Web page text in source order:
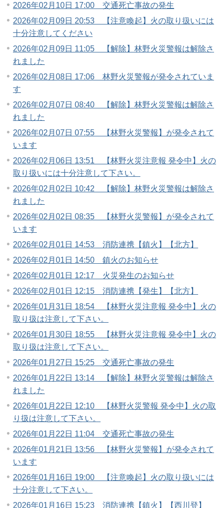
2026年02月10日 17:00 交通死亡事故の発生
2026年02月09日 20:53 【注意喚起】火の取り扱いには
十分注意してください
2026年02月09日 11:05 【解除】林野火災警報は解除さ
れました
2026年02月08日 17:06 林野火災警報が発令されていま
す
2026年02月07日 08:40 【解除】林野火災警報は解除さ
れました
2026年02月07日 07:55 【林野火災警報】が発令されて
います
2026年02月06日 13:51 【林野火災注意報 発令中】火の
取り扱いには十分注意して下さい。
2026年02月02日 10:42 【解除】林野火災警報は解除さ
れました
2026年02月02日 08:35 【林野火災警報】が発令されて
います
2026年02月01日 14:53 消防連携【鎮火】【北方】
2026年02月01日 14:50 鎮火のお知らせ
2026年02月01日 12:17 火災発生のお知らせ
2026年02月01日 12:15 消防連携【発生】【北方】
2026年01月31日 18:54 【林野火災注意報 発令中】火の
取り扱は注意して下さい。
2026年01月30日 18:55 【林野火災注意報 発令中】火の
取り扱は注意して下さい。
2026年01月27日 15:25 交通死亡事故の発生
2026年01月22日 13:14 【解除】林野火災警報は解除さ
れました
2026年01月22日 12:10 【林野火災警報 発令中】火の取
り扱は注意して下さい。
2026年01月22日 11:04 交通死亡事故の発生
2026年01月21日 13:56 【林野火災警報】が発令されて
います
2026年01月16日 19:00 【注意喚起】火の取り扱いには
十分注意して下さい。
2026年01月16日 15:23 消防連携【鎮火】【西川登】